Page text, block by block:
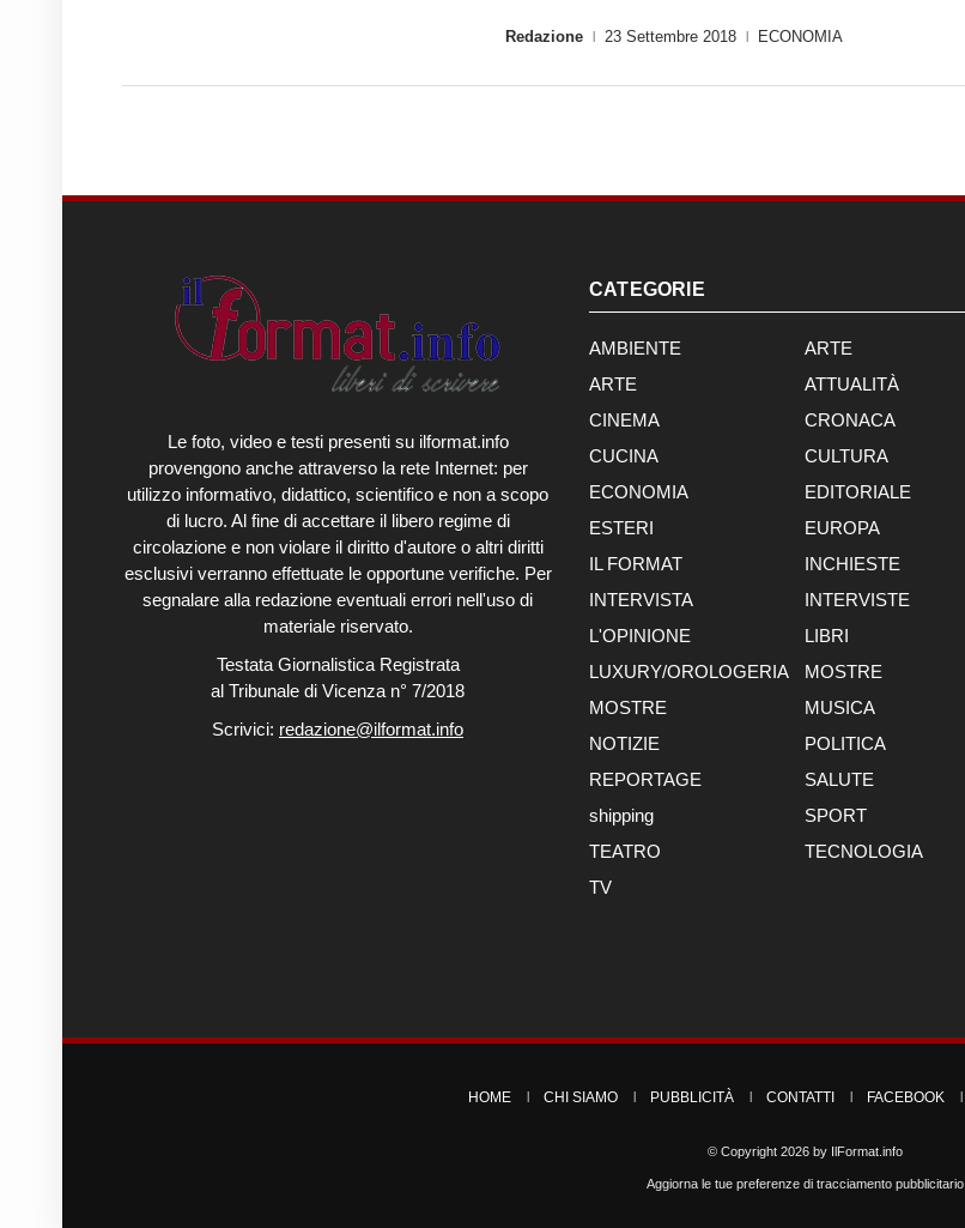
Redazione 23 Settembre 2018 ECONOMIA
Le foto, video e testi presenti su ilformat.info
provengono anche attraverso la rete Internet: per
utilizzo informativo, didattico, scientifico e non a scopo
di lucro. Al fine di accettare il libero regime di
circolazione e non violare il diritto d'autore o altri diritti
esclusivi verranno effettuate le opportune verifiche. Per
segnalare alla redazione eventuali errori nell'uso di
materiale riservato.
Testata Giornalistica Registrata
al Tribunale di Vicenza n° 7/2018
Scrivici: redazione@ilformat.info
CATEGORIE
AMBIENTE
ARTE
ARTE
ATTUALITÀ
CINEMA
CRONACA
CUCINA
CULTURA
ECONOMIA
EDITORIALE
ESTERI
EUROPA
IL FORMAT
INCHIESTE
INTERVISTA
INTERVISTE
L'OPINIONE
LIBRI
LUXURY/OROLOGERIA
MOSTRE
MOSTRE
MUSICA
NOTIZIE
POLITICA
REPORTAGE
SALUTE
shipping
SPORT
TEATRO
TECNOLOGIA
TV
HOME CHI SIAMO PUBBLICITÀ CONTATTI FACEBOOK
© Copyright 2026 by IlFormat.info
Aggiorna le tue preferenze di tracciamento pubblicitario